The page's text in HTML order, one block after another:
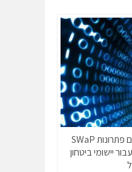
מקמ"שי RF מספקים פתרונות SWaP
יישומי ביטחון